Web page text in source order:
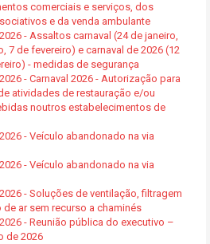
comerciais e serviços, dos
e da venda ambulante
- Assaltos carnaval (24 de janeiro,
7 de fevereiro) e carnaval de 2026 (12
- medidas de segurança
- Carnaval 2026 - Autorização para
atividades de restauração e/ou
noutros estabelecimentos de
- Veículo abandonado na via
- Veículo abandonado na via
- Soluções de ventilação, filtragem
de ar sem recurso a chaminés
- Reunião pública do executivo –
de 2026